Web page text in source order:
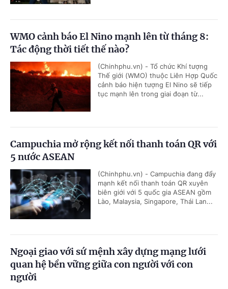
WMO cảnh báo El Nino mạnh lên từ tháng 8:
Tác động thời tiết thế nào?
(Chinhphu.vn) - Tổ chức Khí tượng
Thế giới (WMO) thuộc Liên Hợp Quốc
cảnh báo hiện tượng El Nino sẽ tiếp
tục mạnh lên trong giai đoạn từ...
Campuchia mở rộng kết nối thanh toán QR với
5 nước ASEAN
(Chinhphu.vn) - Campuchia đang đẩy
mạnh kết nối thanh toán QR xuyên
biên giới với 5 quốc gia ASEAN gồm
Lào, Malaysia, Singapore, Thái Lan...
Ngoại giao với sứ mệnh xây dựng mạng lưới
quan hệ bền vững giữa con người với con
người